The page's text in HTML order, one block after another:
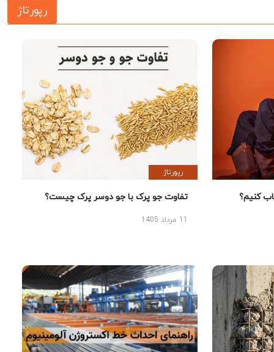
رپورتاژ
کنیم؟
رپورتاژ
تفاوت جو پرک با جو دوسر پرک چیست؟